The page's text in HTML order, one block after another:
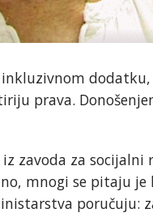
prava.
iz zavoda za
mnogi se pitaju je
poručuju: